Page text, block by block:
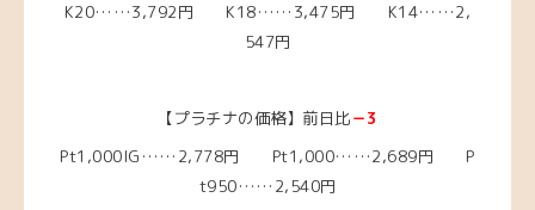
K20……3,792円 K18……3,475円 K14……2,
547円
【プラチナの価格】前日比－3
Pt1,000IG……2,778円 Pt1,000……2,689円 P
t950……2,540円